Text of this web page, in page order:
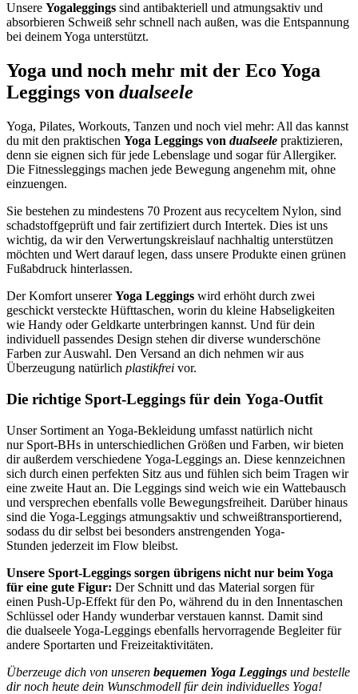
Unsere Yogaleggings sind antibakteriell und atmungsaktiv und
absorbieren Schweiß sehr schnell nach außen, was die Entspannung
bei deinem Yoga unterstützt.
Yoga und noch mehr mit der Eco Yoga
Leggings von dualseele
Yoga, Pilates, Workouts, Tanzen und noch viel mehr: All das kannst
du mit den praktischen Yoga Leggings von dualseele praktizieren,
denn sie eignen sich für jede Lebenslage und sogar für Allergiker.
Die Fitnessleggings machen jede Bewegung angenehm mit, ohne
einzuengen.
Sie bestehen zu mindestens 70 Prozent aus recyceltem Nylon, sind
schadstoffgeprüft und fair zertifiziert durch Intertek. Dies ist uns
wichtig, da wir den Verwertungskreislauf nachhaltig unterstützen
möchten und Wert darauf legen, dass unsere Produkte einen grünen
Fußabdruck hinterlassen.
Der Komfort unsererYoga Leggings wird erhöht durch zwei
geschickt versteckte Hüfttaschen, worin du kleine Habseligkeiten
wie Handy oder Geldkarte unterbringen kannst. Und für dein
individuell passendes Design stehen dir diverse wunderschöne
Farben zur Auswahl. Den Versand an dich nehmen wir aus
Überzeugung natürlich plastikfrei vor.
Die richtige Sport-Leggings für dein Yoga-Outfit
Unser Sortiment an Yoga-Bekleidung umfasst natürlich nicht
nur Sport-BHs in unterschiedlichen Größen und Farben, wir bieten
dir außerdem verschiedene Yoga-Leggings an. Diese kennzeichnen
sich durch einen perfekten Sitz aus und fühlen sich beim Tragen wir
eine zweite Haut an. Die Leggings sind weich wie ein Wattebausch
und versprechen ebenfalls volle Bewegungsfreiheit. Darüber hinaus
sind die Yoga-Leggings atmungsaktiv und schweißtransportierend,
sodass du dir selbst bei besonders anstrengenden Yoga-
Stunden jederzeit im Flow bleibst.
Unsere Sport-Leggings sorgen übrigens nicht nur beim Yoga
für eine gute Figur: Der Schnitt und das Material sorgen für
einen Push-Up-Effekt für den Po, während du in den Innentaschen
Schlüssel oder Handy wunderbar verstauen kannst. Damit sind
die dualseele Yoga-Leggings ebenfalls hervorragende Begleiter für
andere Sportarten und Freizeitaktivitäten.
Überzeuge dich von unseren bequemen Yoga Leggings und bestelle
dir noch heute dein Wunschmodell für dein individuelles Yoga!